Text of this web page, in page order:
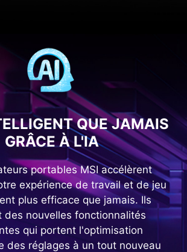
QUE JAMAIS
GRÂCE À L'IA
portables MSI accélèrent
expérience de travail et de jeu
plus efficace que jamais. Ils
des nouvelles fonctionnalités
qui portent l'optimisation
des réglages à un tout nouveau